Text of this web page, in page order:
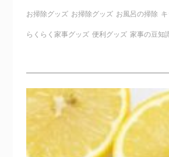
お掃除グッズ お掃除グッズ お風呂の掃除
らくらく家事グッズ 便利グッズ 家事の豆知